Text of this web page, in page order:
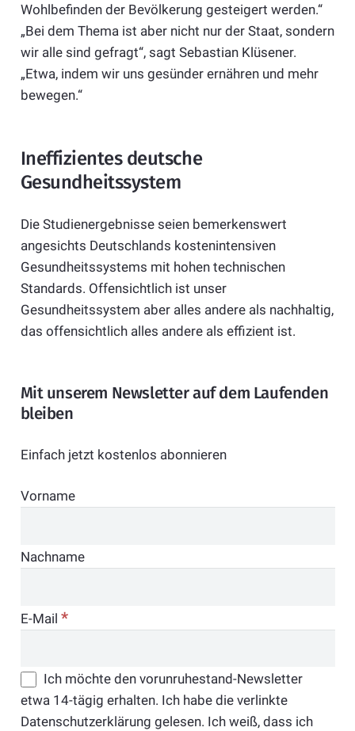
Wohlbefinden der Bevölkerung gesteigert werden.“
„Bei dem Thema ist aber nicht nur der Staat, sondern
wir alle sind gefragt“, sagt Sebastian Klüsener.
„Etwa, indem wir uns gesünder ernähren und mehr
bewegen.“
Ineffizientes deutsche
Gesundheitssystem
Die Studienergebnisse seien bemerkenswert
angesichts Deutschlands kostenintensiven
Gesundheitssystems mit hohen technischen
Standards. Offensichtlich ist unser
Gesundheitssystem aber alles andere als nachhaltig,
das offensichtlich alles andere als effizient ist.
Mit unserem Newsletter auf dem Laufenden
bleiben
Einfach jetzt kostenlos abonnieren
Vorname
Nachname
E-Mail *
Ich möchte den vorunruhestand-Newsletter
etwa 14-tägig erhalten. Ich habe die verlinkte
Datenschutzerklärung gelesen. Ich weiß, dass ich